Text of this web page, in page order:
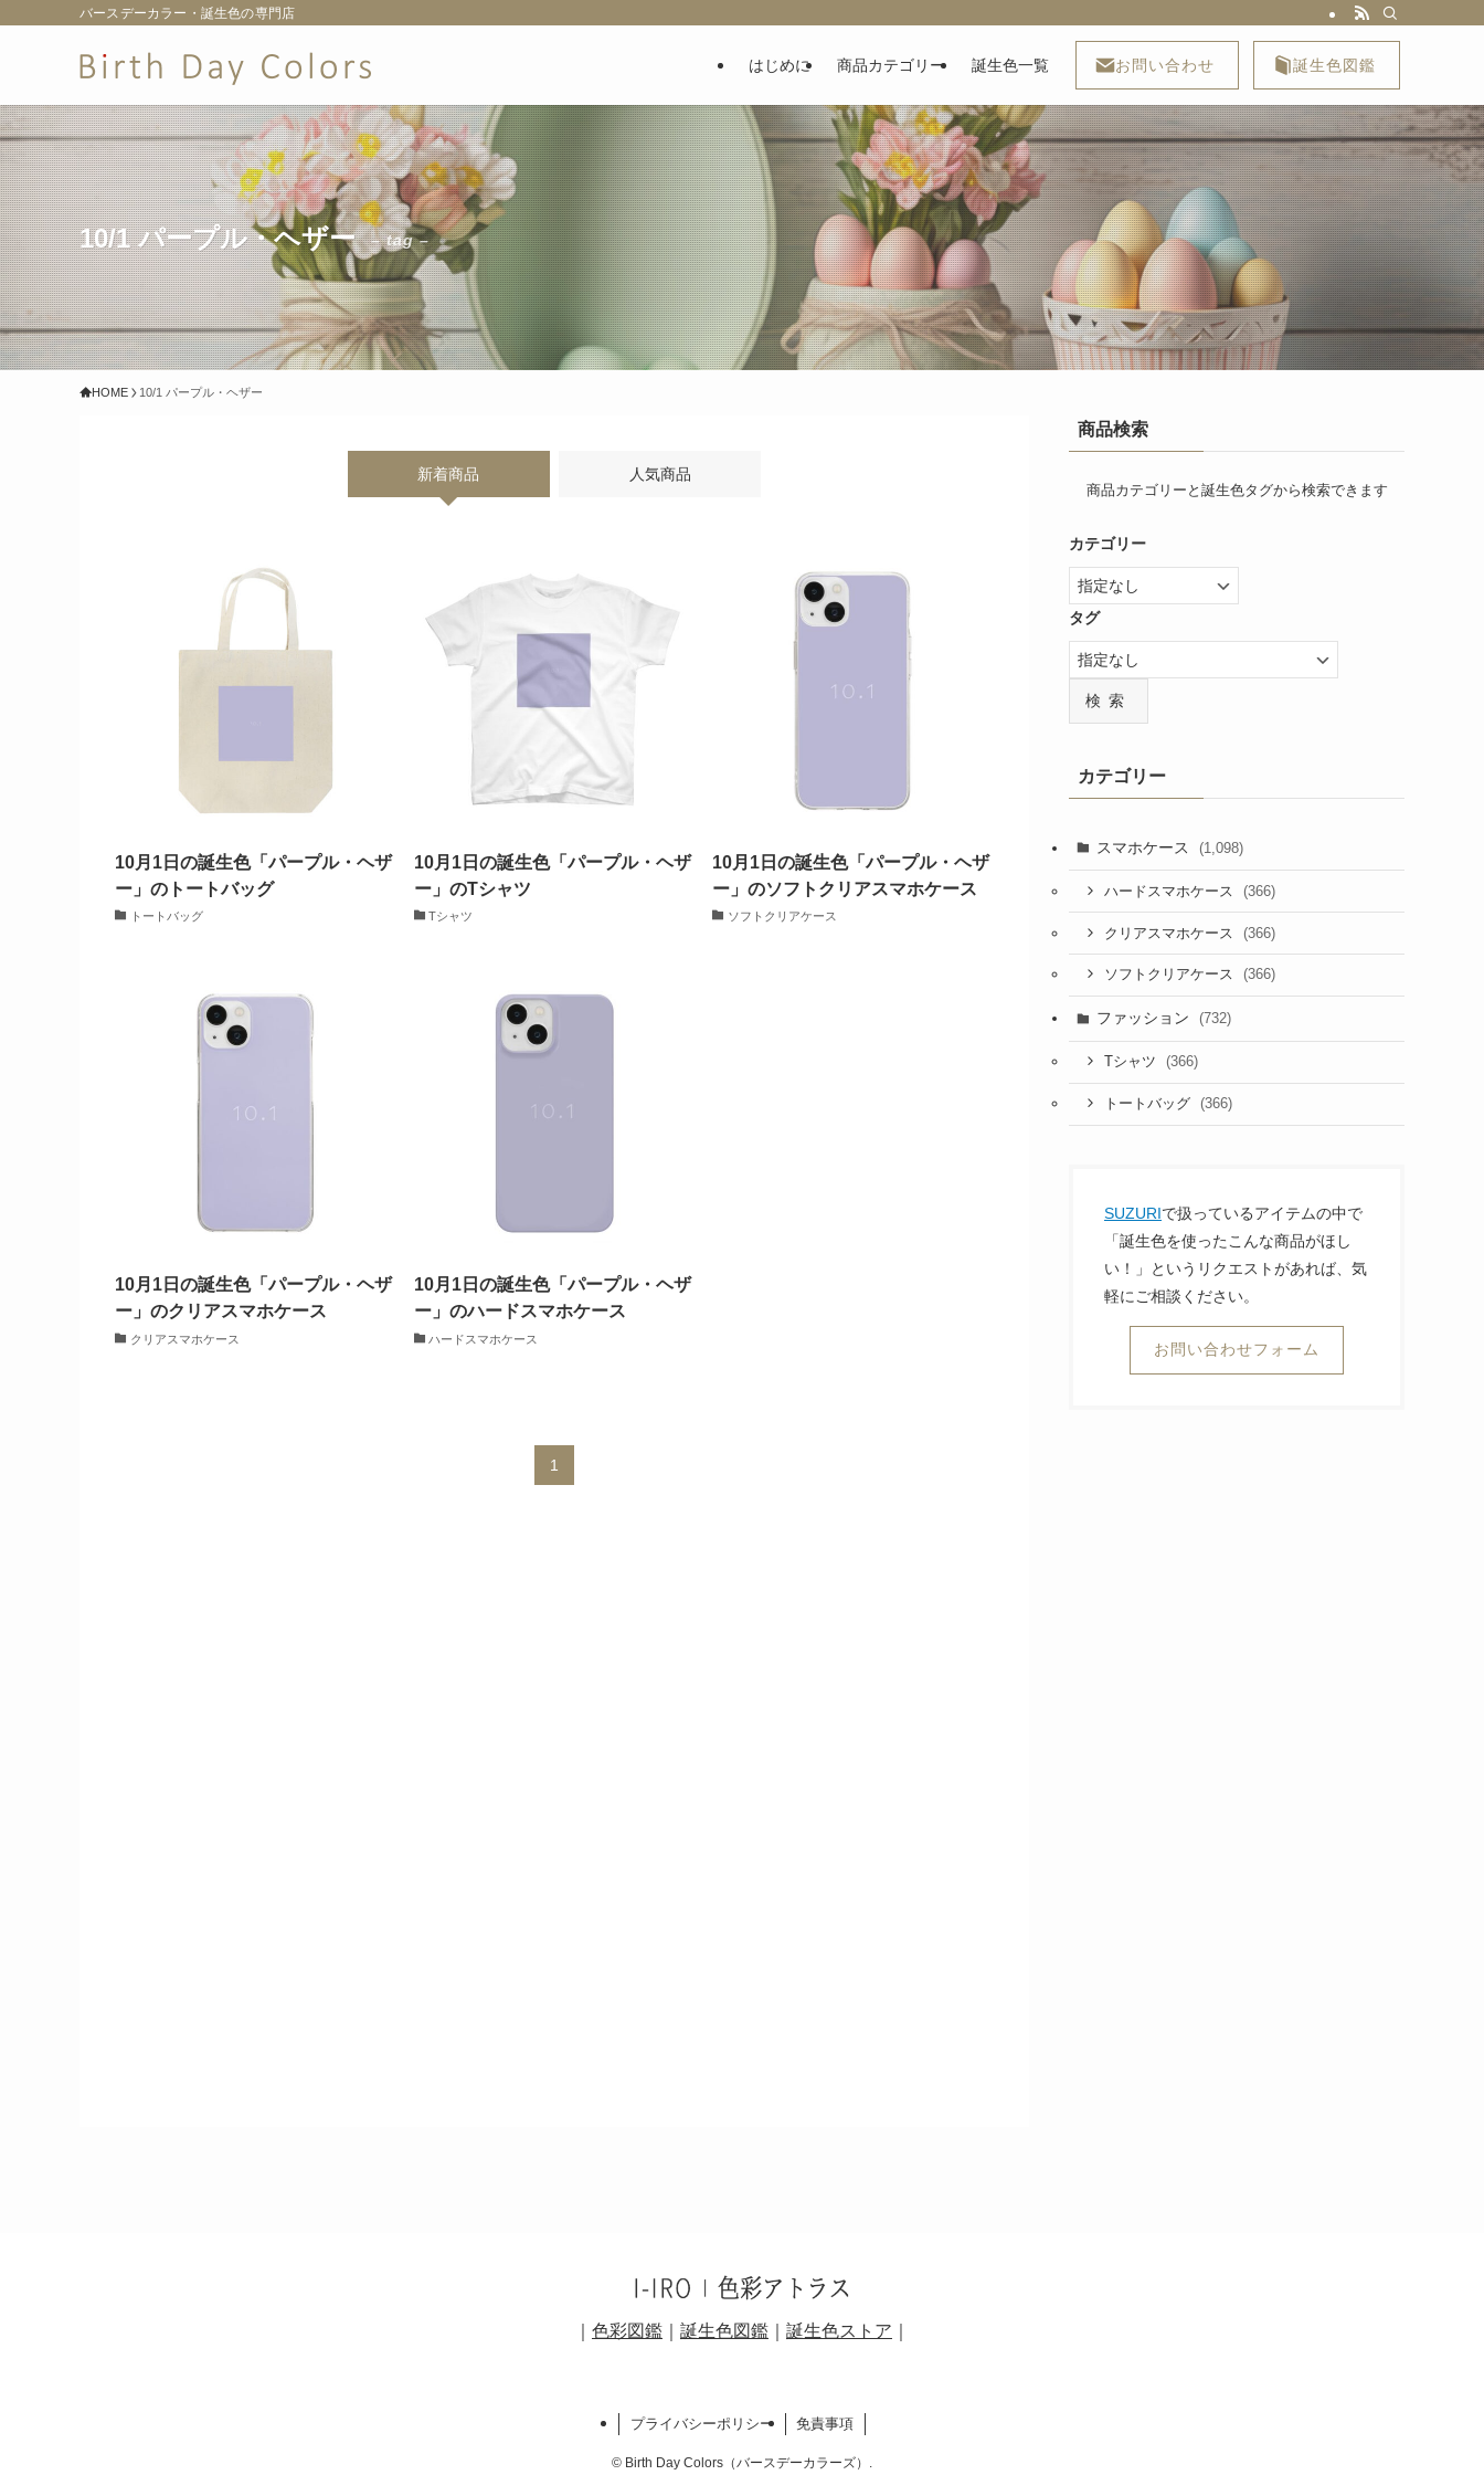
バースデーカラー・誕生色の専門店
はじめに 商品カテゴリー 誕生色一覧 お問い合わせ 誕生色図鑑
10/1 パープル・ヘザー – tag –
HOME 10/1 パープル・ヘザー
新着商品 人気商品
10月1日の誕生色「パープル・ヘザ
ー」のトートバッグ
トートバッグ
10月1日の誕生色「パープル・ヘザ
ー」のTシャツ
Tシャツ
10月1日の誕生色「パープル・ヘザ
ー」のソフトクリアスマホケース
ソフトクリアケース
10月1日の誕生色「パープル・ヘザ
ー」のクリアスマホケース
クリアスマホケース
10月1日の誕生色「パープル・ヘザ
ー」のハードスマホケース
ハードスマホケース
1
商品検索
商品カテゴリーと誕生色タグから検索できます
カテゴリー
タグ
検索
カテゴリー
スマホケース (1,098)
ハードスマホケース (366)
クリアスマホケース (366)
ソフトクリアケース (366)
ファッション (732)
Tシャツ (366)
トートバッグ (366)
SUZURIで扱っているアイテムの中で
「誕生色を使ったこんな商品がほし
い！」というリクエストがあれば、気
軽にご相談ください。
お問い合わせフォーム
色彩図鑑 誕生色図鑑 誕生色ストア
プライバシーポリシー 免責事項
© Birth Day Colors（バースデーカラーズ）.